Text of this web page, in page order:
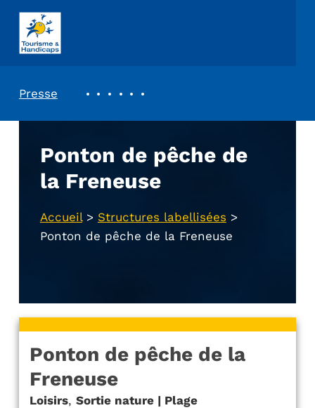
ASSOCIATION TOURISME ET HANDICAPS
Presse
Ponton de pêche de
la Freneuse
Accueil> Structures labellisées >
Ponton de pêche de la Freneuse
Ponton de pêche de la
Freneuse
Loisirs, Sortie nature | Plage